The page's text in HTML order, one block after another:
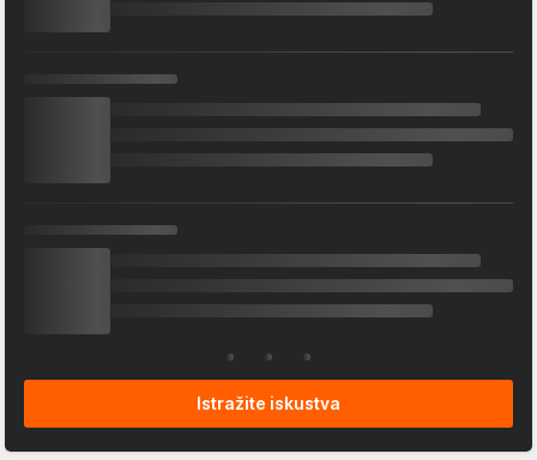
Istražite iskustva